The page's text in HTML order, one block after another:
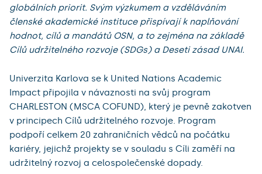
globálních priorit. Svým výzkumem a vzděláváním
členské akademické instituce přispívají k naplňování
hodnot, cílů a mandátů OSN, a to zejména na základě
Cílů udržitelného rozvoje (SDGs) a Deseti zásad UNAI.
Univerzita Karlova se k United Nations Academic
Impact připojila v návaznosti na svůj program
CHARLESTON (MSCA COFUND), který je pevně zakotven
v principech Cílů udržitelného rozvoje. Program
podpoří celkem 20 zahraničních vědců na počátku
kariéry, jejichž projekty se v souladu s Cíli zaměří na
udržitelný rozvoj a celospolečenské dopady.